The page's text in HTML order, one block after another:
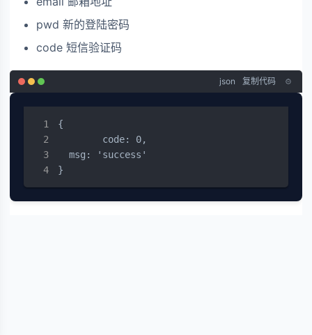
pwd 新的登陆密码
code 短信验证码
json 复制代码
{
  msg: 'success'
}